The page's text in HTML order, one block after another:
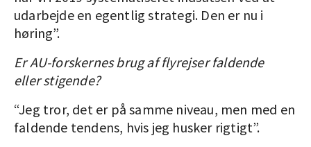
udarbejde en egentlig strategi. Den er nu i
høring”.
Er AU-forskernes brug af flyrejser faldende
eller ­stigende?
“Jeg tror, det er på samme niveau, men med en
faldende tendens, hvis jeg husker rigtigt”.